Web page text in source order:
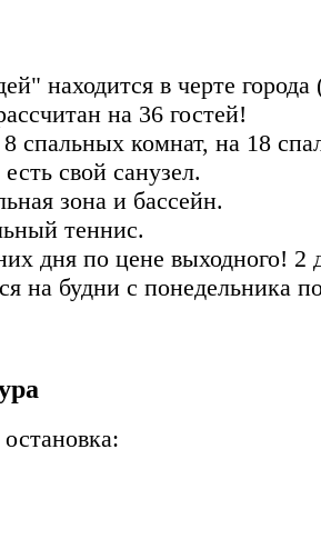
находится в черте города
на 36 гостей!
спальных комнат, на 18
свой санузел.
зона и бассейн.
теннис.
дня по цене выходного! 2
на будни с понедельника